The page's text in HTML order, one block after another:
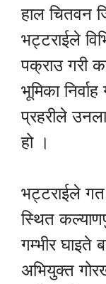
हाल चितवन
भट्टराईले
पक्राउ गरी
भूमिका
प्रहरीले
हो ।
भट्टराईले
स्थित
गम्भीर घाइते
अभियुक्त